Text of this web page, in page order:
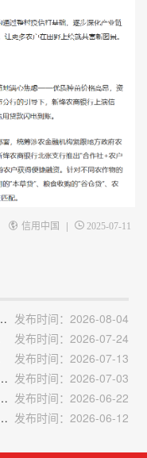
信用中国 | 2025-07-11
助”让民生兜底更精准更公平 发布时间：2026-08-04
发布时间：2026-07-24
发布时间：2026-07-13
代证+公证服务”机制 打造信用惠民利企新样板 发布时间：2026-07-03
构建民营经济高质量发展新生态 发布时间：2026-06-22
持乡村全面振兴15条措施 发布时间：2026-06-12